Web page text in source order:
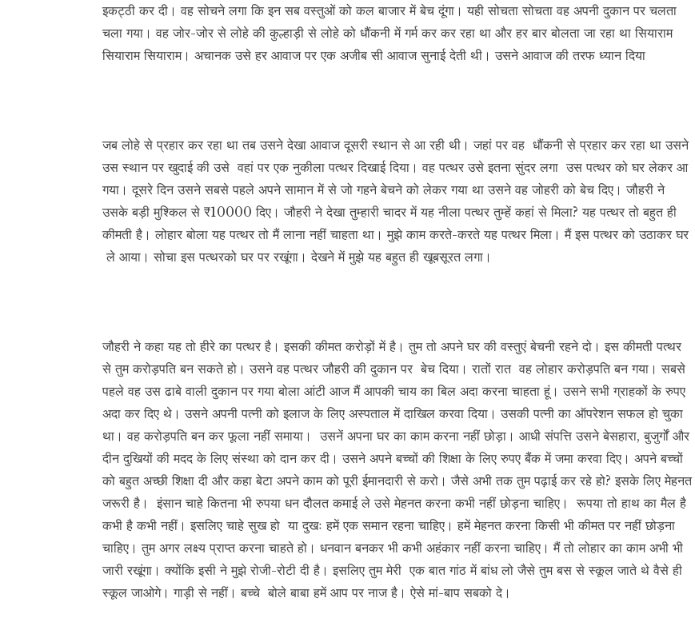
इकट्ठी कर दी। वह सोचने लगा कि इन सब वस्तुओं को कल बाजार में बेच दूंगा। यही सोचता सोचता वह अपनी दुकान पर चलता
चला गया। वह जोर-जोर से लोहे की कुल्हाड़ी से लोहे को धौंकनी में गर्म कर कर रहा था और हर बार बोलता जा रहा था सियाराम
सियाराम सियाराम। अचानक उसे हर आवाज पर एक अजीब सी आवाज सुनाई देती थी। उसने आवाज की तरफ ध्यान दिया
जब लोहे से प्रहार कर रहा था तब उसने देखा आवाज दूसरी स्थान से आ रही थी। जहां पर वह धौंकनी से प्रहार कर रहा था उसने
उस स्थान पर खुदाई की उसे वहां पर एक नुकीला पत्थर दिखाई दिया। वह पत्थर उसे इतना सुंदर लगा उस पत्थर को घर लेकर आ
गया। दूसरे दिन उसने सबसे पहले अपने सामान में से जो गहने बेचने को लेकर गया था उसने वह जोहरी को बेच दिए। जौहरी ने
उसके बड़ी मुश्किल से ₹10000 दिए। जौहरी ने देखा तुम्हारी चादर में यह नीला पत्थर तुम्हें कहां से मिला? यह पत्थर तो बहुत ही
कीमती है। लोहार बोला यह पत्थर तो मैं लाना नहीं चाहता था। मुझे काम करते-करते यह पत्थर मिला। मैं इस पत्थर को उठाकर घर
ले आया। सोचा इस पत्थरको घर पर रखूंगा। देखने में मुझे यह बहुत ही खूबसूरत लगा।
जौहरी ने कहा यह तो हीरे का पत्थर है। इसकी कीमत करोड़ों में है। तुम तो अपने घर की वस्तुएं बेचनी रहने दो। इस कीमती पत्थर
से तुम करोड़पति बन सकते हो। उसने वह पत्थर जौहरी की दुकान पर बेच दिया। रातों रात वह लोहार करोड़पति बन गया। सबसे
पहले वह उस ढाबे वाली दुकान पर गया बोला आंटी आज मैं आपकी चाय का बिल अदा करना चाहता हूं। उसने सभी ग्राहकों के रुपए
अदा कर दिए थे। उसने अपनी पत्नी को इलाज के लिए अस्पताल में दाखिल करवा दिया। उसकी पत्नी का ऑपरेशन सफल हो चुका
था। वह करोड़पति बन कर फूला नहीं समाया। उसनें अपना घर का काम करना नहीं छोड़ा। आधी संपत्ति उसने बेसहारा, बुजुर्गों और
दीन दुखियों की मदद के लिए संस्था को दान कर दी। उसने अपने बच्चों की शिक्षा के लिए रुपए बैंक में जमा करवा दिए। अपने बच्चों
को बहुत अच्छी शिक्षा दी और कहा बेटा अपने काम को पूरी ईमानदारी से करो। जैसे अभी तक तुम पढ़ाई कर रहे हो? इसके लिए मेहनत
जरूरी है। इंसान चाहे कितना भी रुपया धन दौलत कमाई ले उसे मेहनत करना कभी नहीं छोड़ना चाहिए। रूपया तो हाथ का मैल है
कभी है कभी नहीं। इसलिए चाहे सुख हो या दुखः हमें एक समान रहना चाहिए। हमें मेहनत करना किसी भी कीमत पर नहीं छोड़ना
चाहिए। तुम अगर लक्ष्य प्राप्त करना चाहते हो। धनवान बनकर भी कभी अहंकार नहीं करना चाहिए। मैं तो लोहार का काम अभी भी
जारी रखूंगा। क्योंकि इसी ने मुझे रोजी-रोटी दी है। इसलिए तुम मेरी एक बात गांठ में बांध लो जैसे तुम बस से स्कूल जाते थे वैसे ही
स्कूल जाओगे। गाड़ी से नहीं। बच्चे बोले बाबा हमें आप पर नाज है। ऐसे मां-बाप सबको दे।